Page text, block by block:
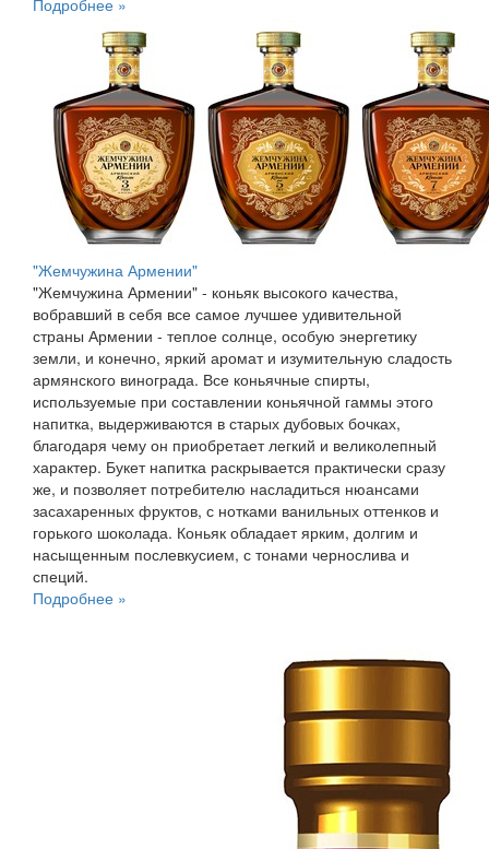
"Жемчужина Армении"
"Жемчужина Армении" - коньяк высокого качества,
вобравший в себя все самое лучшее удивительной
страны Армении - теплое солнце, особую энергетику
земли, и конечно, яркий аромат и изумительную сладость
армянского винограда. Все коньячные спирты,
используемые при составлении коньячной гаммы этого
напитка, выдерживаются в старых дубовых бочках,
благодаря чему он приобретает легкий и великолепный
характер. Букет напитка раскрывается практически сразу
же, и позволяет потребителю насладиться нюансами
засахаренных фруктов, с нотками ванильных оттенков и
горького шоколада. Коньяк обладает ярким, долгим и
насыщенным послевкусием, с тонами чернослива и
специй.
Подробнее »